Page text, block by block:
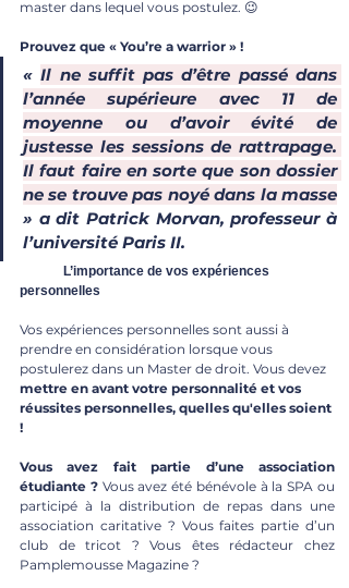
master dans lequel vous postulez. 😉
Prouvez que « You’re a warrior » !
« Il ne suffit pas d’être passé dans
l’année supérieure avec 11 de
moyenne ou d’avoir évité de
justesse les sessions de rattrapage.
Il faut faire en sorte que son dossier
ne se trouve pas noyé dans la masse
» a dit Patrick Morvan, professeur à
l’université Paris II.
personnelles
Vos expériences personnelles sont aussi à
prendre en considération lorsque vous
postulerez dans un Master de droit. Vous devez
mettre en avant votre personnalité et vos
réussites personnelles, quelles qu'elles soient
!
Vous avez fait partie d’une association
étudiante ? Vous avez été bénévole à la SPA ou
participé à la distribution de repas dans une
association caritative ? Vous faites partie d’un
club de tricot ? Vous êtes rédacteur chez
Pamplemousse Magazine ?